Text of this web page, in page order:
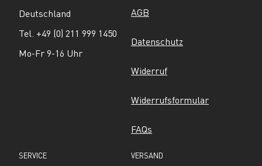
Deutschland
Tel. +49 (0) 211 999 1450
Mo-Fr 9-16 Uhr
AGB
Datenschutz
Widerruf
Widerrufsformular
FAQs
SERVICE VERSAND